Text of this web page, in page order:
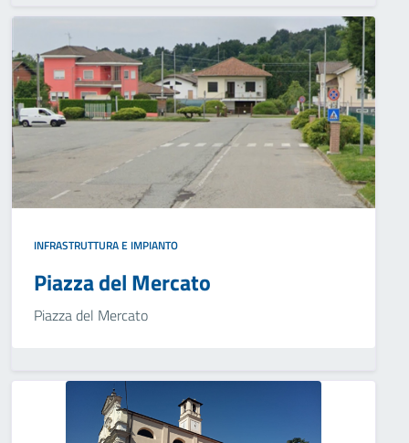
INFRASTRUTTURA E IMPIANTO
Piazza del Mercato
Piazza del Mercato